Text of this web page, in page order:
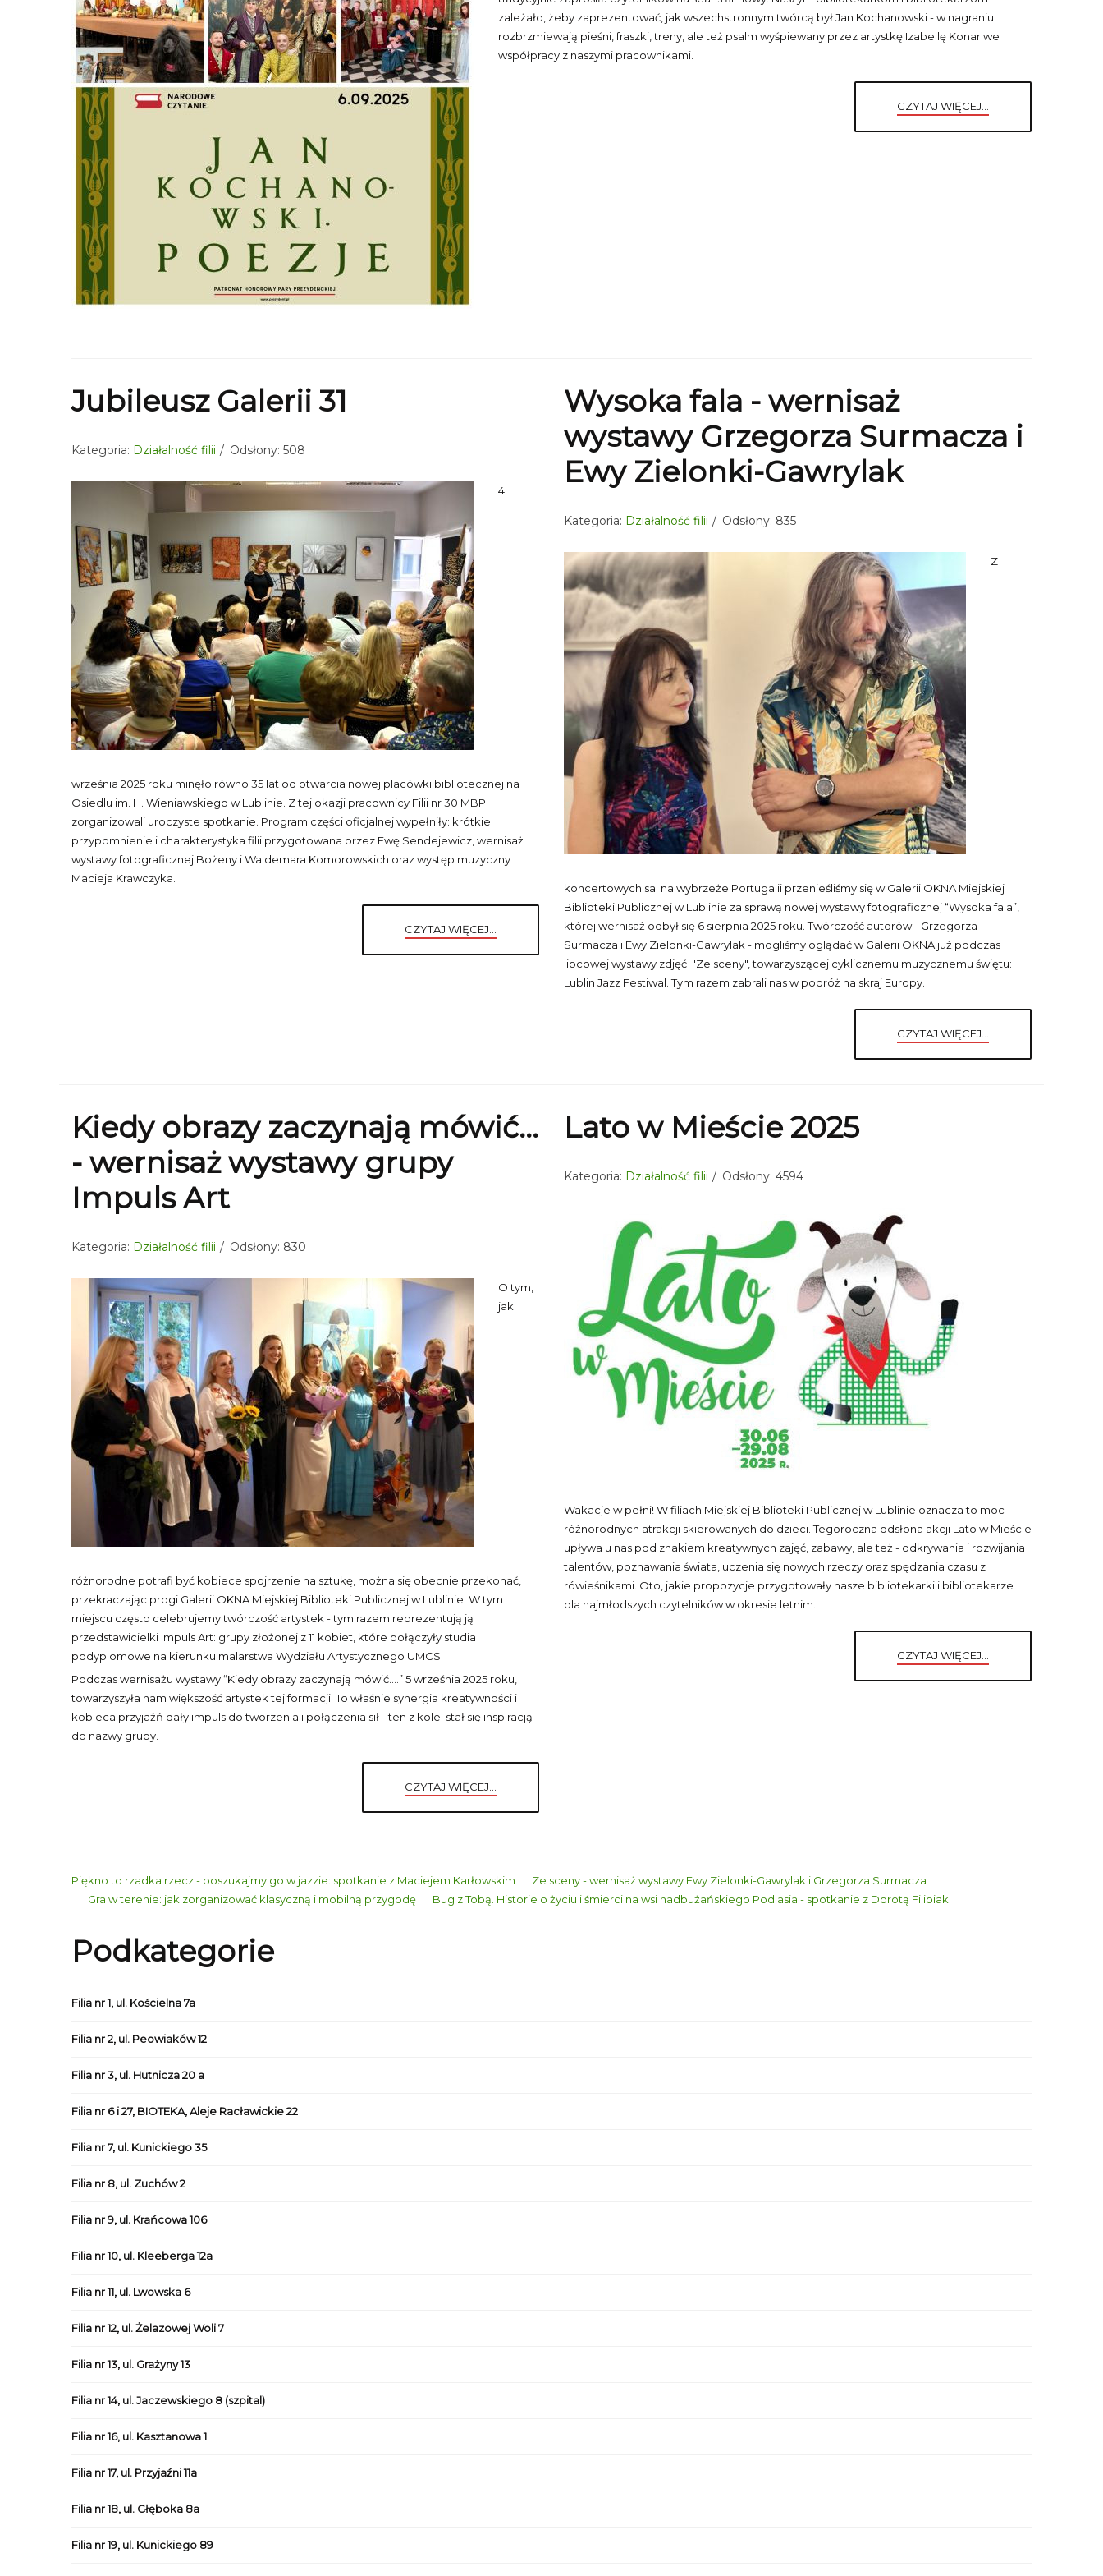
zależało, żeby zaprezentować, jak wszechstronnym twórcą był Jan Kochanowski - w nagraniu
rozbrzmiewają pieśni, fraszki, treny, ale też psalm wyśpiewany przez artystkę Izabellę Konar we
współpracy z naszymi pracownikami.
CZYTAJ WIĘCEJ...
Jubileusz Galerii 31
Kategoria: Działalność filii Odsłony: 508
4
września 2025 roku minęło równo 35 lat od otwarcia nowej placówki bibliotecznej na
Osiedlu im. H. Wieniawskiego w Lublinie. Z tej okazji pracownicy Filii nr 30 MBP
zorganizowali uroczyste spotkanie. Program części oficjalnej wypełniły: krótkie
przypomnienie i charakterystyka filii przygotowana przez Ewę Sendejewicz, wernisaż
wystawy fotograficznej Bożeny i Waldemara Komorowskich oraz występ muzyczny
Macieja Krawczyka.
CZYTAJ WIĘCEJ...
Wysoka fala - wernisaż
wystawy Grzegorza Surmacza i
Ewy Zielonki-Gawrylak
Kategoria: Działalność filii Odsłony: 835
Z
koncertowych sal na wybrzeże Portugalii przenieśliśmy się w Galerii OKNA Miejskiej
Biblioteki Publicznej w Lublinie za sprawą nowej wystawy fotograficznej “Wysoka fala”,
której wernisaż odbył się 6 sierpnia 2025 roku. Twórczość autorów - Grzegorza
Surmacza i Ewy Zielonki-Gawrylak - mogliśmy oglądać w Galerii OKNA już podczas
lipcowej wystawy zdjęć "Ze sceny", towarzyszącej cyklicznemu muzycznemu świętu:
Lublin Jazz Festiwal. Tym razem zabrali nas w podróż na skraj Europy.
CZYTAJ WIĘCEJ...
Kiedy obrazy zaczynają mówić…
- wernisaż wystawy grupy
Impuls Art
Kategoria: Działalność filii Odsłony: 830
O tym,
jak
różnorodne potrafi być kobiece spojrzenie na sztukę, można się obecnie przekonać,
przekraczając progi Galerii OKNA Miejskiej Biblioteki Publicznej w Lublinie. W tym
miejscu często celebrujemy twórczość artystek - tym razem reprezentują ją
przedstawicielki Impuls Art: grupy złożonej z 11 kobiet, które połączyły studia
podyplomowe na kierunku malarstwa Wydziału Artystycznego UMCS.
Podczas wernisażu wystawy “Kiedy obrazy zaczynają mówić….” 5 września 2025 roku,
towarzyszyła nam większość artystek tej formacji. To właśnie synergia kreatywności i
kobieca przyjaźń dały impuls do tworzenia i połączenia sił - ten z kolei stał się inspiracją
do nazwy grupy.
CZYTAJ WIĘCEJ...
Lato w Mieście 2025
Kategoria: Działalność filii Odsłony: 4594
Wakacje w pełni! W filiach Miejskiej Biblioteki Publicznej w Lublinie oznacza to moc
różnorodnych atrakcji skierowanych do dzieci. Tegoroczna odsłona akcji Lato w Mieście
upływa u nas pod znakiem kreatywnych zajęć, zabawy, ale też - odkrywania i rozwijania
talentów, poznawania świata, uczenia się nowych rzeczy oraz spędzania czasu z
rówieśnikami. Oto, jakie propozycje przygotowały nasze bibliotekarki i bibliotekarze
dla najmłodszych czytelników w okresie letnim.
CZYTAJ WIĘCEJ...
Piękno to rzadka rzecz - poszukajmy go w jazzie: spotkanie z Maciejem Karłowskim
Ze sceny - wernisaż wystawy Ewy Zielonki-Gawrylak i Grzegorza Surmacza
Gra w terenie: jak zorganizować klasyczną i mobilną przygodę
Bug z Tobą. Historie o życiu i śmierci na wsi nadbużańskiego Podlasia - spotkanie z Dorotą Filipiak
Podkategorie
Filia nr 1, ul. Kościelna 7a
Filia nr 2, ul. Peowiaków 12
Filia nr 3, ul. Hutnicza 20 a
Filia nr 6 i 27, BIOTEKA, Aleje Racławickie 22
Filia nr 7, ul. Kunickiego 35
Filia nr 8, ul. Zuchów 2
Filia nr 9, ul. Krańcowa 106
Filia nr 10, ul. Kleeberga 12a
Filia nr 11, ul. Lwowska 6
Filia nr 12, ul. Żelazowej Woli 7
Filia nr 13, ul. Grażyny 13
Filia nr 14, ul. Jaczewskiego 8 (szpital)
Filia nr 16, ul. Kasztanowa 1
Filia nr 17, ul. Przyjaźni 11a
Filia nr 18, ul. Głęboka 8a
Filia nr 19, ul. Kunickiego 89